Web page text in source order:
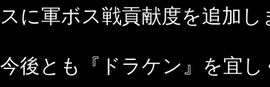
スに軍ボス戦貢献度を追加
今後とも『ドラケン』を宜